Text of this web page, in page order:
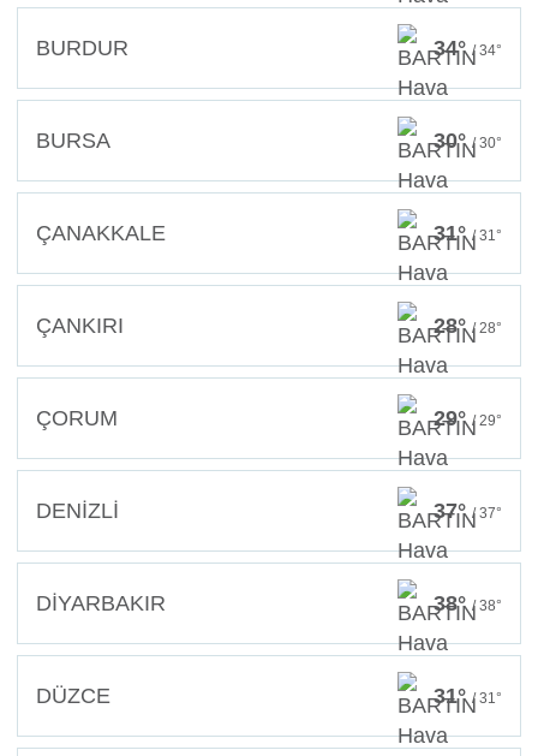
BURDUR 34° / 34°
BURSA 30° / 30°
ÇANAKKALE 31° / 31°
ÇANKIRI 28° / 28°
ÇORUM 29° / 29°
DENİZLİ 37° / 37°
DİYARBAKIR 38° / 38°
DÜZCE 31° / 31°